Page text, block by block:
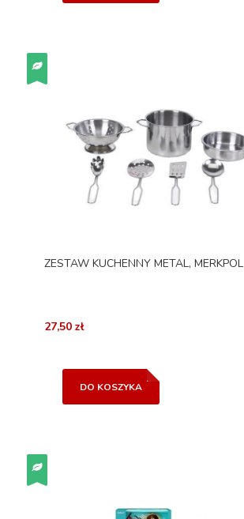
ZESTAW KUCHENNY METAL, MERKPOL
27,50 zł
DO KOSZYKA